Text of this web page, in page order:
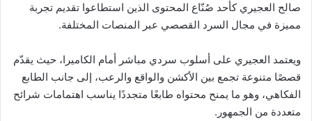
صالح العجيري كأحد صُنّاع المحتوى الذين استطاعوا تقديم تجربة
مميزة في مجال السرد القصصي عبر المنصات المختلفة.
ويعتمد العجيري على أسلوب سردي مباشر أمام الكاميرا، حيث يقدّم
قصصًا متنوعة تجمع بين الأكشن والواقع والرعب، إلى جانب الطابع
الفكاهي، وهو ما يمنح محتواه طابعًا متجددًا يناسب اهتمامات شرائح
متعددة من الجمهور.